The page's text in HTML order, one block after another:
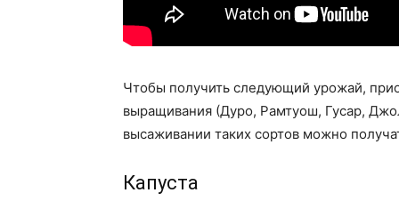
Чтобы получить следующий урожай,
выращивания (Дуро, Рамтуош, Гусар,
высаживании таких сортов можно
Капуста